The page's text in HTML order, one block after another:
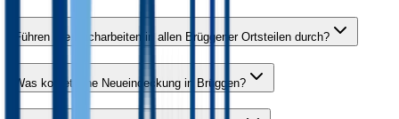
Führen Sie Dacharbeiten in allen Brüggener Ortsteilen durch?
Was kostet eine Neueindeckung in Brüggen?